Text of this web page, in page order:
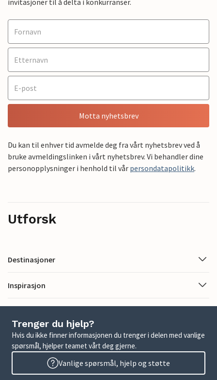
Motta nyhetsbrev
Du kan til enhver tid avmelde deg fra vårt nyhetsbrev ved å
bruke avmeldingslinken i vårt nyhetsbrev. Vi behandler dine
personopplysninger i henhold til vår persondatapolitikk.
Utforsk
Destinasjoner
Inspirasjon
Trenger du hjelp?
Hvis du ikke finner informasjonen du trenger i delen med vanlige
spørsmål, hjelper teamet vårt deg gjerne.
Vanlige spørsmål, hjelp og støtte